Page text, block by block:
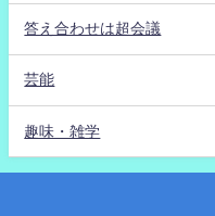
答え合わせは超会議
芸能
趣味・雑学